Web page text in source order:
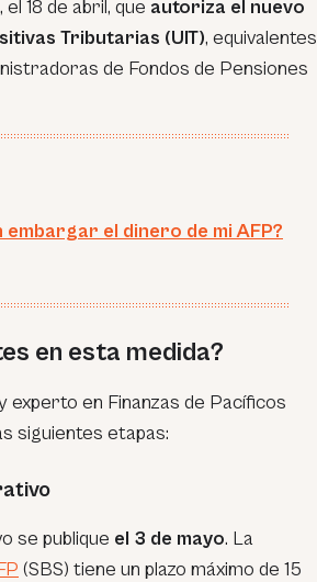
18 de abril, que autoriza el nuevo
Tributarias (UIT), equivalentes
de Fondos de Pensiones
embargar el dinero de mi AFP?
en esta medida?
experto en Finanzas de Pacíficos
siguientes etapas:
se publique el 3 de mayo. La
(SBS) tiene un plazo máximo de 15